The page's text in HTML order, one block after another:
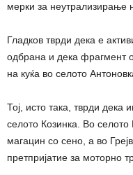
мерки за неутрализирање
Гладков тврди дека е
одбрана и дека фрагмент
на куќа во селото
Тој, исто така, тврди
селото Козинка. Во
магацин со сено, а во
претпријатие за моторно